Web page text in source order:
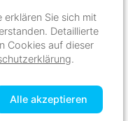
Unterstützung
Schuldner selbst
das Prüfen von
empfiehlt als
pro Woche zu
erklären Sie sich mit
Detaillierte
Cookies auf dieser
.
Alle akzeptieren